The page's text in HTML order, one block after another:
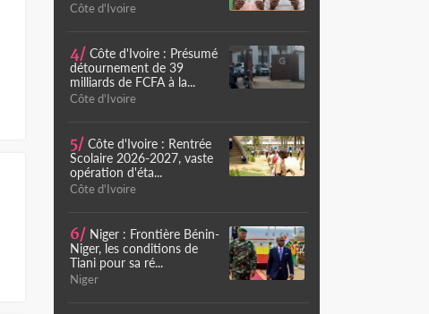
Côte d'Ivoire
4/ Côte d'Ivoire : Présumé
détournement de 39
milliards de FCFA à la...
Côte d'Ivoire
5/ Côte d'Ivoire : Rentrée
Scolaire 2026-2027, vaste
opération d'éta...
Côte d'Ivoire
6/ Niger : Frontière Bénin-
Niger, les conditions de
Tiani pour sa ré...
Niger